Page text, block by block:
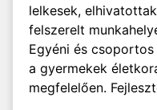
lelkesek,
felszerelt
Egyéni és
a gyermekek
megfelelően.